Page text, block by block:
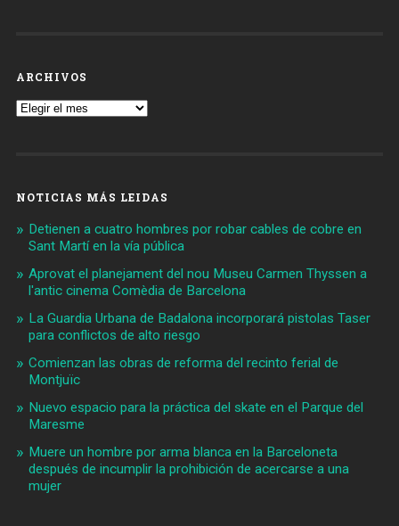
ARCHIVOS
Archivos
NOTICIAS MÁS LEIDAS
Detienen a cuatro hombres por robar cables de cobre en
Sant Martí en la vía pública
Aprovat el planejament del nou Museu Carmen Thyssen a
l'antic cinema Comèdia de Barcelona
La Guardia Urbana de Badalona incorporará pistolas Taser
para conflictos de alto riesgo
Comienzan las obras de reforma del recinto ferial de
Montjuïc
Nuevo espacio para la práctica del skate en el Parque del
Maresme
Muere un hombre por arma blanca en la Barceloneta
después de incumplir la prohibición de acercarse a una
mujer